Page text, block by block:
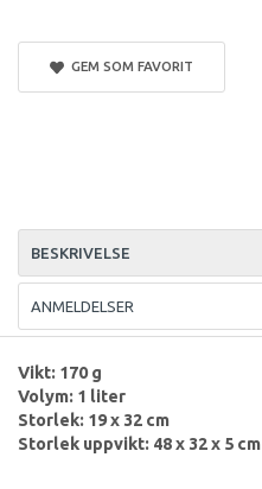
GEM SOM FAVORIT
BESKRIVELSE
ANMELDELSER
Vikt: 170 g
Volym: 1 liter
Storlek: 19 x 32 cm
Storlek uppvikt: 48 x 32 x 5 cm